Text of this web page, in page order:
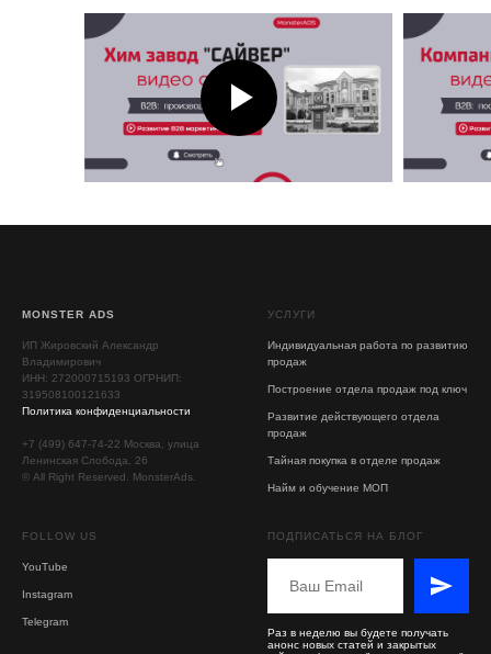
MONSTER ADS
ИП Жировский Александр
Владимирович
ИНН: 272000715193 ОГРНИП:
319508100121633
Политика конфиденциальности
+7 (499) 647-74-22 Москва, улица
Ленинская Слобода, 26
© All Right Reserved. MonsterAds.
УСЛУГИ
Индивидуальная работа по развитию
продаж
Построение отдела продаж под ключ
Развитие действующего отдела
продаж
Тайная покупка в отделе продаж
Найм и обучение МОП
FOLLOW US
YouTube
Instagram
Telegram
ПОДПИСАТЬСЯ НА БЛОГ
Раз в неделю вы будете получать
анонс новых статей и закрытых